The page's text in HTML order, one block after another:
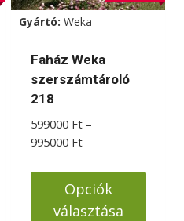
a
termékoldalon
választhatók
ki
Gyártó: Weka
Faház Weka
szerszámtároló
218
599000 Ft –
995000 FtÁrtartomány:
-
995000 Ft
Opciók
választása